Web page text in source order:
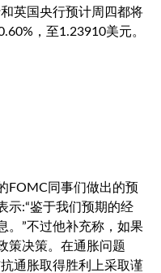
英国央行预计周四都将
，至1.23910美元。
FOMC同事们做出的预
示:“鉴于我们预期的经
。”不过他补充称，如果
策决策。在通胀问题
通胀取得胜利上采取谨